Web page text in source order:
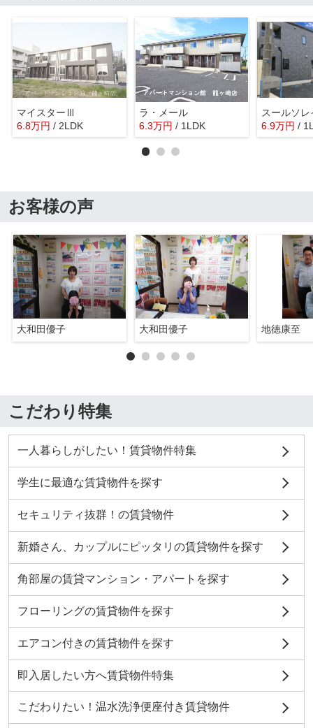
マイスターⅢ
6.8万円 / 2LDK
ラ・メール
6.3万円 / 1LDK 6.9万円 /
お客様の声
大和田優子 大和田優子 地徳康至
こだわり特集
一人暮らしがしたい！賃貸物件特集
学生に最適な賃貸物件を探す
セキュリティ抜群！の賃貸物件
新婚さん、カップルにピッタリの賃貸物件を探す
角部屋の賃貸マンション・アパートを探す
フローリングの賃貸物件を探す
エアコン付きの賃貸物件を探す
即入居したい方へ賃貸物件特集
こだわりたい！温水洗浄便座付き賃貸物件